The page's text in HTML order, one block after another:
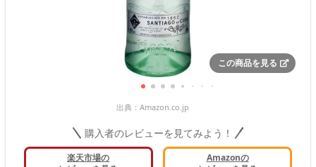
この商品を見る
出典： Amazon.co.jp
購入者のレビューを見てみよう！
楽天市場の
Amazonの